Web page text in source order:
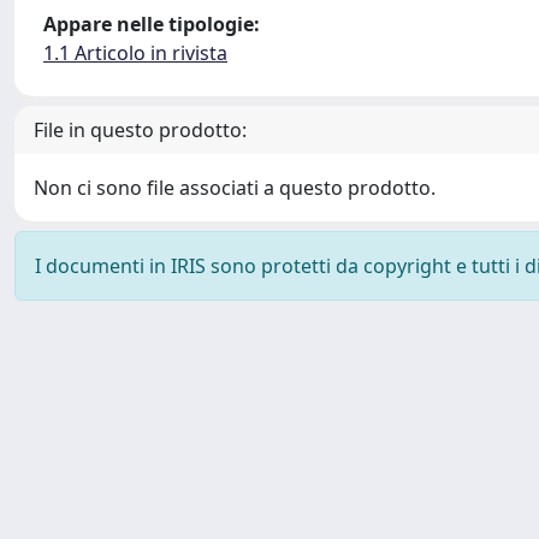
Appare nelle tipologie:
1.1 Articolo in rivista
File in questo prodotto:
Non ci sono file associati a questo prodotto.
I documenti in IRIS sono protetti da copyright e tutti i